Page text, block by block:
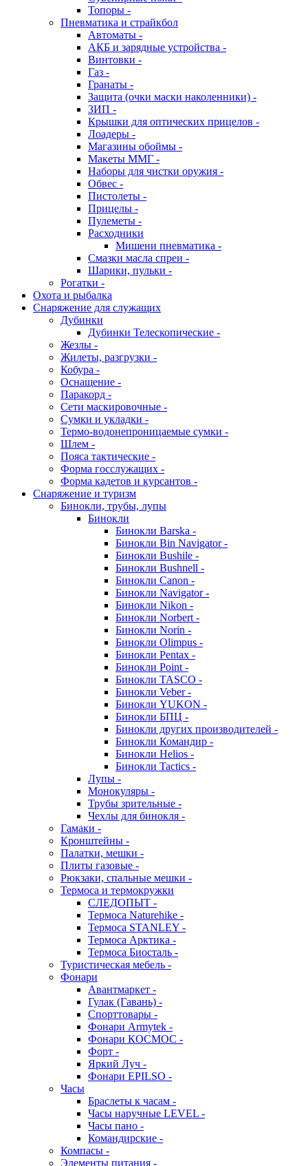
Топоры -
Пневматика и страйкбол
Автоматы -
АКБ и зарядные устройства -
Винтовки -
Газ -
Гранаты -
Защита (очки маски наколенники) -
ЗИП -
Крышки для оптических прицелов -
Лоадеры -
Магазины обоймы -
Макеты ММГ -
Наборы для чистки оружия -
Обвес -
Пистолеты -
Прицелы -
Пулеметы -
Расходники
Мишени пневматика -
Смазки масла спреи -
Шарики, пульки -
Рогатки -
Охота и рыбалка
Снаряжение для служащих
Дубинки
Дубинки Телескопические -
Жезлы -
Жилеты, разгрузки -
Кобура -
Оснащение -
Паракорд -
Сети маскировочные -
Сумки и укладки -
Термо-водонепроницаемые сумки -
Шлем -
Пояса тактические -
Форма госслужащих -
Форма кадетов и курсантов -
Снаряжение и туризм
Бинокли, трубы, лупы
Бинокли
Бинокли Barska -
Бинокли Bin Navigator -
Бинокли Bushile -
Бинокли Bushnell -
Бинокли Canon -
Бинокли Navigator -
Бинокли Nikon -
Бинокли Norbert -
Бинокли Norin -
Бинокли Olimpus -
Бинокли Pentax -
Бинокли Point -
Бинокли TASCO -
Бинокли Veber -
Бинокли YUKON -
Бинокли БПЦ -
Бинокли других производителей -
Бинокли Командир -
Бинокли Helios -
Бинокли Tactics -
Лупы -
Монокуляры -
Трубы зрительные -
Чехлы для бинокля -
Гамаки -
Кронштейны -
Палатки, мешки -
Плиты газовые -
Рюкзаки, спальные мешки -
Термоса и термокружки
СЛЕДОПЫТ -
Термоса Naturehike -
Термоса STANLEY -
Термоса Арктика -
Термоса Биосталь -
Туристическая мебель -
Фонари
Авантмаркет -
Гулак (Гавань) -
Спорттовары -
Фонари Armytek -
Фонари КОСМОС -
Форт -
Яркий Луч -
Фонари EPILSO -
Часы
Браслеты к часам -
Часы наручные LEVEL -
Часы пано -
Командирские -
Компасы -
Элементы питания -